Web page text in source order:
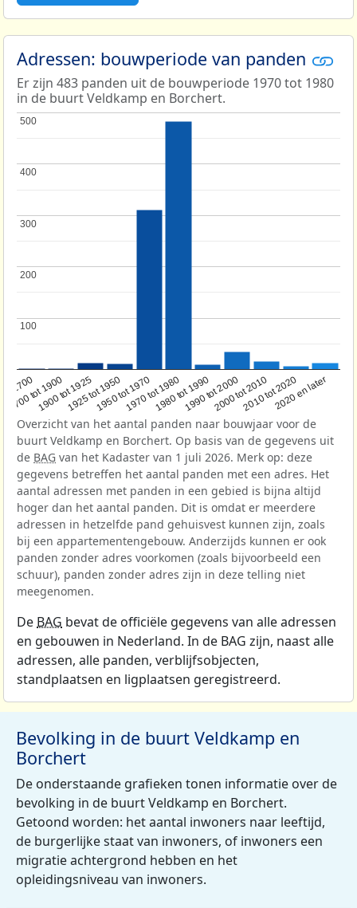
Adressen: bouwperiode van panden
Er zijn 483 panden uit de bouwperiode 1970 tot 1980
in de buurt Veldkamp en Borchert.
1700
1700 tot 1900
1900 tot 19251925 tot 19501950 tot 19701970 tot 19801980 tot 19901990 tot 20002000 tot 20102010 tot 20202020 en later
100
100
200
200
300
300
400
400
500
500
Overzicht van het aantal panden naar bouwjaar voor de
buurt Veldkamp en Borchert. Op basis van de gegevens uit
de BAG van het Kadaster van 1 juli 2026. Merk op: deze
gegevens betreffen het aantal panden met een adres. Het
aantal adressen met panden in een gebied is bijna altijd
hoger dan het aantal panden. Dit is omdat er meerdere
adressen in hetzelfde pand gehuisvest kunnen zijn, zoals
bij een appartementengebouw. Anderzijds kunnen er ook
panden zonder adres voorkomen (zoals bijvoorbeeld een
schuur), panden zonder adres zijn in deze telling niet
meegenomen.
De BAG bevat de officiële gegevens van alle adressen
en gebouwen in Nederland. In de BAG zijn, naast alle
adressen, alle panden, verblijfsobjecten,
standplaatsen en ligplaatsen geregistreerd.
Bevolking in de buurt Veldkamp en
Borchert
De onderstaande grafieken tonen informatie over de
bevolking in de buurt Veldkamp en Borchert.
Getoond worden: het aantal inwoners naar leeftijd,
de burgerlijke staat van inwoners, of inwoners een
migratie achtergrond hebben en het
opleidingsniveau van inwoners.